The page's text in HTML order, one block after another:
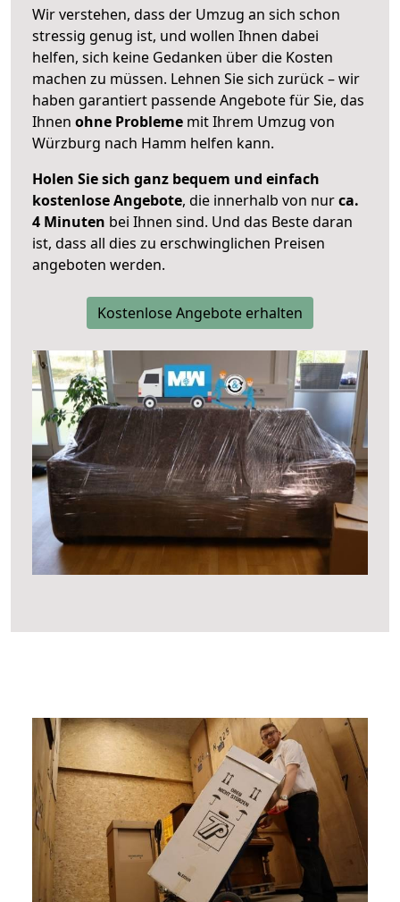
Wir verstehen, dass der Umzug an sich schon
stressig genug ist, und wollen Ihnen dabei
helfen, sich keine Gedanken über die Kosten
machen zu müssen. Lehnen Sie sich zurück – wir
haben garantiert passende Angebote für Sie, das
Ihnen ohne Probleme mit Ihrem Umzug von
Würzburg nach Hamm helfen kann.
Holen Sie sich ganz bequem und einfach
kostenlose Angebote, die innerhalb von nurca.
4 Minuten bei Ihnen sind. Und das Beste daran
ist, dass all dies zu erschwinglichen Preisen
angeboten werden.
Kostenlose Angebote erhalten